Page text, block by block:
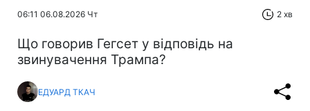
06:11 06.08.2026 Чт 2 хв
Що говорив Гегсет у відповідь на
звинувачення Трампа?
ЕДУАРД ТКАЧ